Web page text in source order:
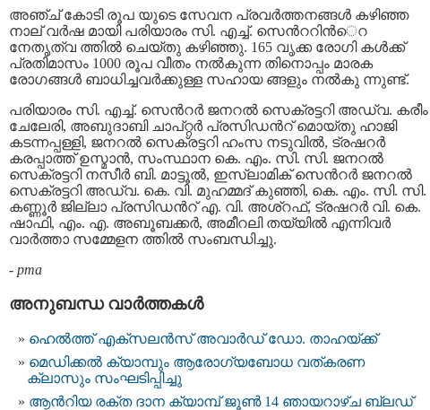
അഞ്ച് കോടി രൂപ യുടെ സേവന പ്രവര്‍ത്തനങ്ങള്‍ കഴിഞ്ഞ
നാല് വര്‍ഷ മായി പരിയാരം സി. എച്ച്. സെന്‍ററിന്‍െറ
നേതൃത്വ ത്തില്‍ ചെയ്തു കഴിഞ്ഞു. 165 വൃക്ക രോഗി കള്‍ക്ക്
പ്രതിമാസം 1000 രൂപ വീതം നല്‍കുന്ന തിനൊപ്പം മാരക
രോഗങ്ങള്‍ ബാധിച്ചവര്‍ക്കുള്ള സഹായ ങ്ങളും നല്‍കു ന്നുണ്ട്.
പരിയാരം സി. എച്ച്. സെന്‍റര്‍ ജനറല്‍ സെക്രട്ടറി അഡ്വ. കരീം
ചേലേരി, അബുദാബി ചാപ്റ്റര്‍ പ്രസിഡന്‍റ് മൊയ്തു ഹാജി
കടന്നപ്പള്ളി, ജനറല്‍ സെക്രട്ടറി ഹംസ നടുവില്‍, ട്രഷറര്‍
കരപ്പാത്ത് ഉസ്മാന്‍, സംസ്ഥാന കെ. എം. സി. സി. ജനറല്‍
സെക്രട്ടറി നസീര്‍ ബി. മാട്ടൂല്‍, ഇസ്ലാമിക് സെന്‍റര്‍ ജനറല്‍
സെക്രട്ടറി അഡ്വ. കെ. വി. മുഹമ്മദ് കുഞ്ഞി, കെ. എം. സി. സി.
കണ്ണൂര്‍ ജില്ലാ പ്രസിഡന്‍റ് എ. വി. അശ്റഫ്, ട്രഷറര്‍ വി. കെ.
ഷാഫി, എം. എ. അബൂബക്കര്‍, അമീറലി തയ്യില്‍ എന്നിവര്‍
വാര്‍ത്താ സമ്മേളന ത്തില്‍ സംബന്ധിച്ചു.
- pma
അനുബന്ധ വാര്‍ത്തകള്‍
ഹെല്‍ത്ത് എക്സലന്‍സ് അവാര്‍ഡ് ഡോ. താഹയ്ക്ക്
മെഡിക്കല്‍ ക്യാമ്പും ആരോഗ്യബോധ വത്കരണ
ക്ലാസും സംഘടിപ്പിച്ചു
ആൻറിയ രക്ത ദാന ക്യാമ്പ് ജൂൺ 14 ഞായറാഴ്ച ബ്ലഡ്